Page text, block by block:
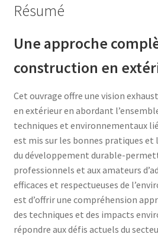
Résumé
Une approche
construction en
Cet ouvrage offre une vision
en extérieur en abordant
techniques et environnementaux
est mis sur les bonnes pratiques et
du développement durable-
professionnels et aux amateurs
efficaces et respectueuses de
est d’offrir une compréhension
des techniques et des impacts
répondre aux défis actuels du